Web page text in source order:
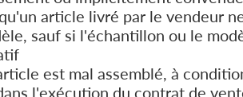
article livré par le vendeur
sauf si l'échantillon ou le
est mal assemblé, à
l'exécution du contrat de